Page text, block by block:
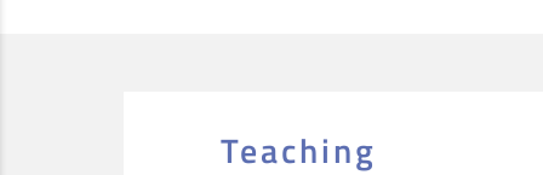
Teaching